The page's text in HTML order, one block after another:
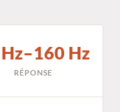
Hz
RÉPONSE